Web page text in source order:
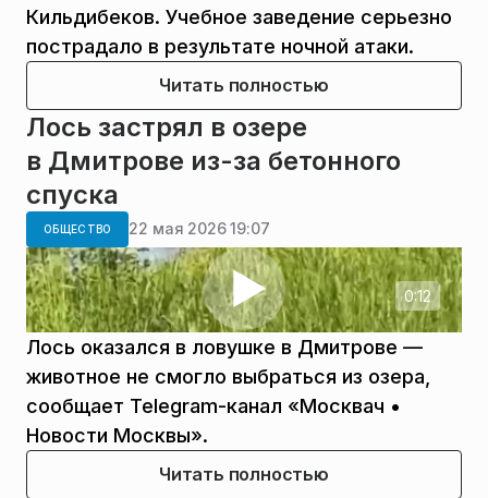
Кильдибеков. Учебное заведение серьезно
пострадало в результате ночной атаки.
Читать полностью
Лось застрял в озере
в Дмитрове из-за бетонного
спуска
ОБЩЕСТВО 22 мая 2026 19:07
0:12
Лось оказался в ловушке в Дмитрове —
животное не смогло выбраться из озера,
сообщает Telegram-канал «Москвач •
Новости Москвы».
Читать полностью